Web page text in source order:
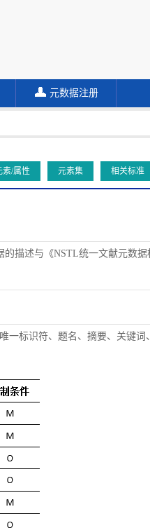
元数据注册
素/属性 元素集 相关标准
描述与《NSTL统一文献元数
一标识符、题名、摘要、关键词